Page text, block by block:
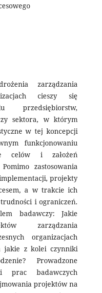
zarządzania
cieszy się
przedsiębiorstw,
sektora, w którym
w tej koncepcji
funkcjonowaniu
celów i założeń
zastosowania
projekty
a w trakcie ich
i ograniczeń.
badawczy: Jakie
zarządzania
organizacjach
jakie z kolei czynniki
Prowadzone
prac badawczych
projektów na